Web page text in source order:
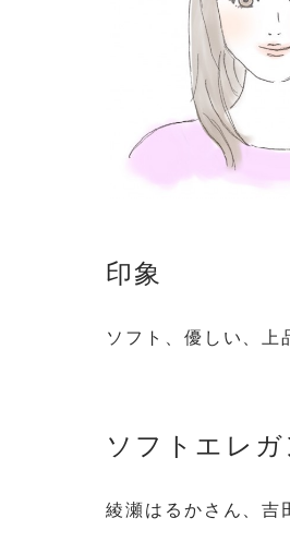
印象
ソフト、優しい、上
ソフトエレ
綾瀬はるかさん、吉